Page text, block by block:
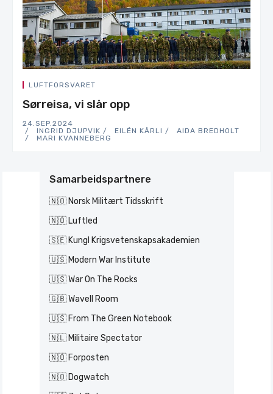
LUFTFORSVARET
Sørreisa, vi slår opp
24.SEP.2024
INGRID DJUPVIK
EILÉN KÅRLI
AIDA BREDHOLT
MARI KVANNEBERG
Samarbeidspartnere
🇳🇴 Norsk Militært Tidsskrift
🇳🇴 Luftled
🇸🇪 Kungl Krigsvetenskapsakademien
🇺🇸 Modern War Institute
🇺🇸 War On The Rocks
🇬🇧 Wavell Room
🇺🇸 From The Green Notebook
🇳🇱 Militaire Spectator
🇳🇴 Forposten
🇳🇴 Dogwatch